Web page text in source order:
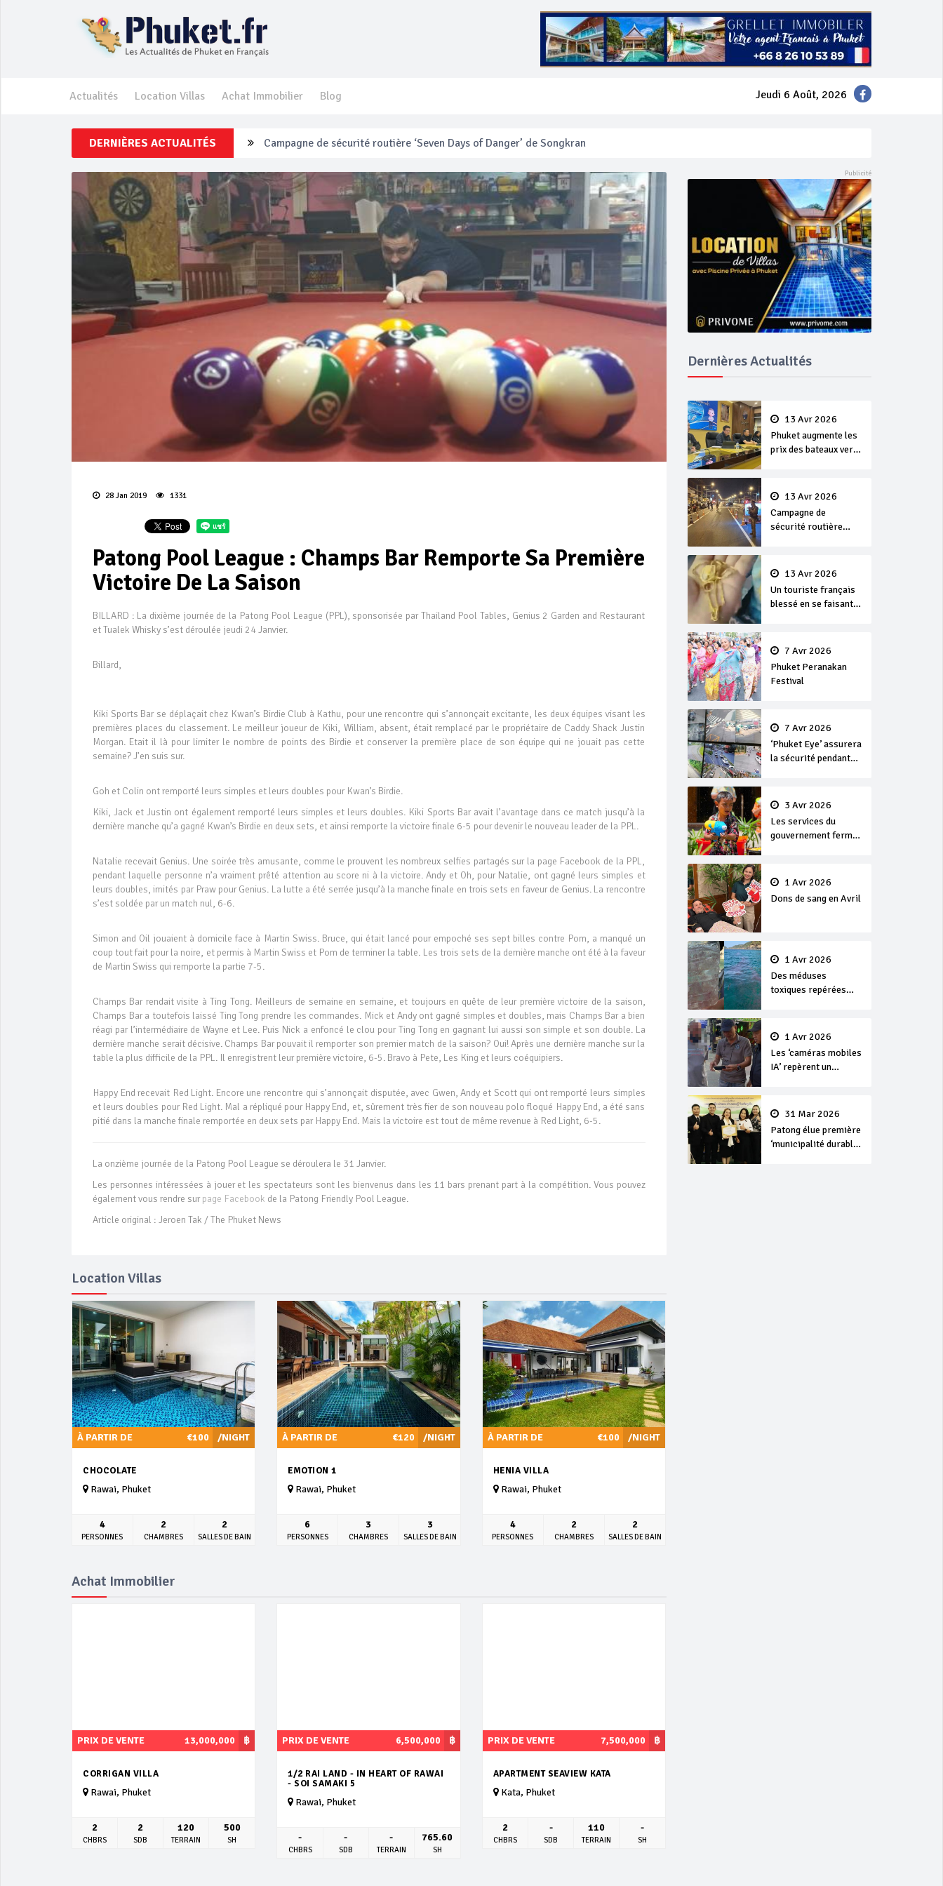
Actualités Location Villas Achat Immobilier Blog Jeudi 6 Août, 2026
DERNIÈRES ACTUALITÉS Un touriste français blessé en se faisant arracher son collier en or
Phuket Peranakan Festival
‘Phuket Eye’ assurera la sécurité pendant Songkran
Phuket augmente les prix des bateaux vers Koh Phi Phi et des excursions en mer
28 Jan 2019 1331
Patong Pool League : Champs Bar Remporte Sa Première
Victoire De La Saison
BILLARD : La dixième journée de la Patong Pool League (PPL), sponsorisée par Thailand Pool Tables, Genius 2 Garden and Restaurant
et Tualek Whisky s’est déroulée jeudi 24 Janvier.
Billard,
Kiki Sports Bar se déplaçait chez Kwan’s Birdie Club à Kathu, pour une rencontre qui s’annonçait excitante, les deux équipes visant les
premières places du classement. Le meilleur joueur de Kiki, William, absent, était remplacé par le propriétaire de Caddy Shack Justin
Morgan. Etait il là pour limiter le nombre de points des Birdie et conserver la première place de son équipe qui ne jouait pas cette
semaine? J’en suis sur.
Goh et Colin ont remporté leurs simples et leurs doubles pour Kwan’s Birdie.
Kiki, Jack et Justin ont également remporté leurs simples et leurs doubles. Kiki Sports Bar avait l’avantage dans ce match jusqu’à la
dernière manche qu’a gagné Kwan’s Birdie en deux sets, et ainsi remporte la victoire finale 6-5 pour devenir le nouveau leader de la PPL.
Natalie recevait Genius. Une soirée très amusante, comme le prouvent les nombreux selfies partagés sur la page Facebook de la PPL,
pendant laquelle personne n’a vraiment prêté attention au score ni à la victoire. Andy et Oh, pour Natalie, ont gagné leurs simples et
leurs doubles, imités par Praw pour Genius. La lutte a été serrée jusqu’à la manche finale en trois sets en faveur de Genius. La rencontre
s’est soldée par un match nul, 6-6.
Simon and Oil jouaient à domicile face à Martin Swiss. Bruce, qui était lancé pour empoché ses sept billes contre Pom, a manqué un
coup tout fait pour la noire, et permis à Martin Swiss et Pom de terminer la table. Les trois sets de la dernière manche ont été à la faveur
de Martin Swiss qui remporte la partie 7-5.
Champs Bar rendait visite à Ting Tong. Meilleurs de semaine en semaine, et toujours en quête de leur première victoire de la saison,
Champs Bar a toutefois laissé Ting Tong prendre les commandes. Mick et Andy ont gagné simples et doubles, mais Champs Bar a bien
réagi par l’intermédiaire de Wayne et Lee. Puis Nick a enfoncé le clou pour Ting Tong en gagnant lui aussi son simple et son double. La
dernière manche serait décisive. Champs Bar pouvait il remporter son premier match de la saison? Oui! Après une dernière manche sur la
table la plus difficile de la PPL. Il enregistrent leur première victoire, 6-5. Bravo à Pete, Les King et leurs coéquipiers.
Happy End recevait Red Light. Encore une rencontre qui s’annonçait disputée, avec Gwen, Andy et Scott qui ont remporté leurs simples
et leurs doubles pour Red Light. Mal a répliqué pour Happy End, et, sûrement très fier de son nouveau polo floqué Happy End, a été sans
pitié dans la manche finale remportée en deux sets par Happy End. Mais la victoire est tout de même revenue à Red Light, 6-5.
La onzième journée de la Patong Pool League se déroulera le 31 Janvier.
Les personnes intéressées à jouer et les spectateurs sont les bienvenus dans les 11 bars prenant part à la compétition. Vous pouvez
également vous rendre surpage Facebook de la Patong Friendly Pool League.
Article original : Jeroen Tak / The Phuket News
Dernières Actualités
13 Avr 2026
Phuket augmente les
prix des bateaux vers
13 Avr 2026
Campagne de
sécurité routière
13 Avr 2026
Un touriste français
blessé en se faisant
7 Avr 2026
Phuket Peranakan
Festival
7 Avr 2026
‘Phuket Eye’ assurera
la sécurité pendant
3 Avr 2026
Les services du
gouvernement fermés
Songkran
1 Avr 2026
Dons de sang en Avril
1 Avr 2026
Des méduses
toxiques repérées
1 Avr 2026
Les ‘caméras mobiles
IA’ repèrent un
séjour31 Mar 2026
Patong élue première
‘municipalité durable’
Location Villas
/NIGHT
À PARTIR DE €100
CHOCOLATE
Rawai, Phuket
4
PERSONNES
2
CHAMBRES
2
SALLES DE BAIN
/NIGHT
À PARTIR DE €120
EMOTION 1
Rawai, Phuket
6
PERSONNES
3
CHAMBRES
3
SALLES DE BAIN
/NIGHT
À PARTIR DE €100
HENIA VILLA
Rawai, Phuket
4
PERSONNES
2
CHAMBRES
2
SALLES DE BAIN
Achat Immobilier
฿
PRIX DE VENTE 13,000,000
CORRIGAN VILLA
Rawai, Phuket
2
CHBRS
2
SDB
120
TERRAIN
500
SH
฿
PRIX DE VENTE 6,500,000
1/2 RAI LAND - IN HEART OF RAWAI
- SOI SAMAKI 5
Rawai, Phuket
-
CHBRS
-
SDB
-
TERRAIN
765.60
SH
฿
PRIX DE VENTE 7,500,000
APARTMENT SEAVIEW KATA
Kata, Phuket
2
CHBRS
-
SDB
110
TERRAIN
-
SH